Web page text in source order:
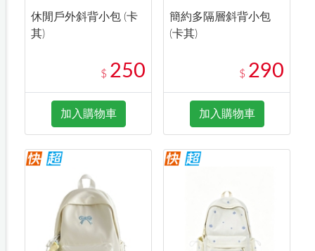
休閒戶外斜背小包 (卡
其)
$ 250
加入購物車
簡約多隔層斜背小包
(卡其)
$ 290
加入購物車